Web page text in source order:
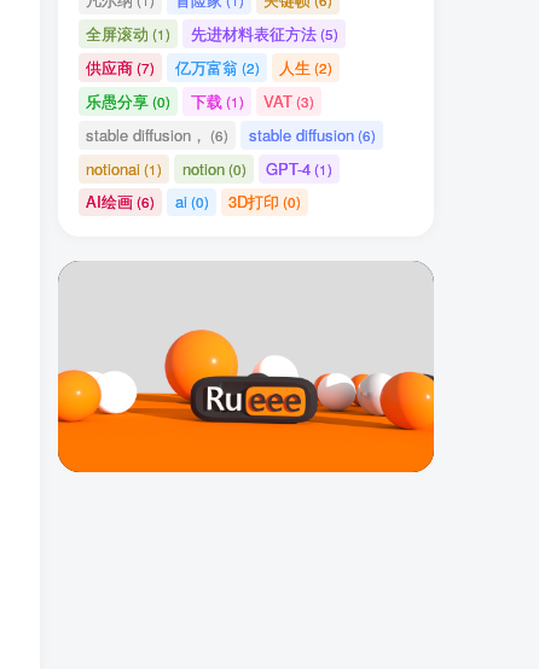
全屏滚动 (1) 先进材料表征方法(5)
供应商(7) 亿万富翁 (2) 人生 (2)
乐愚分享(0) 下载(1) VAT(3)
stable diffusion， (6) stable diffusion(6)
notionai(1) notion(0) GPT-4(1)
AI绘画(6) ai(0) 3D打印 (0)